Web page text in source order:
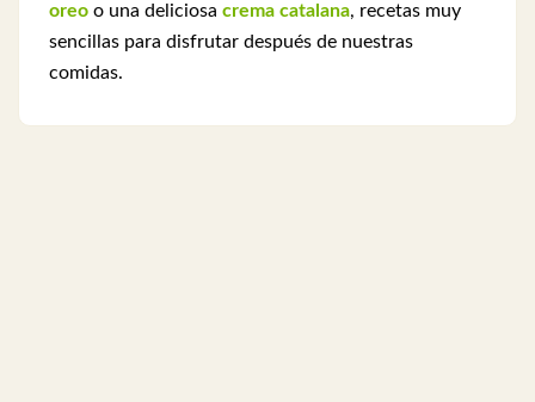
oreo o una deliciosa crema catalana, recetas muy
sencillas para disfrutar después de nuestras
comidas.